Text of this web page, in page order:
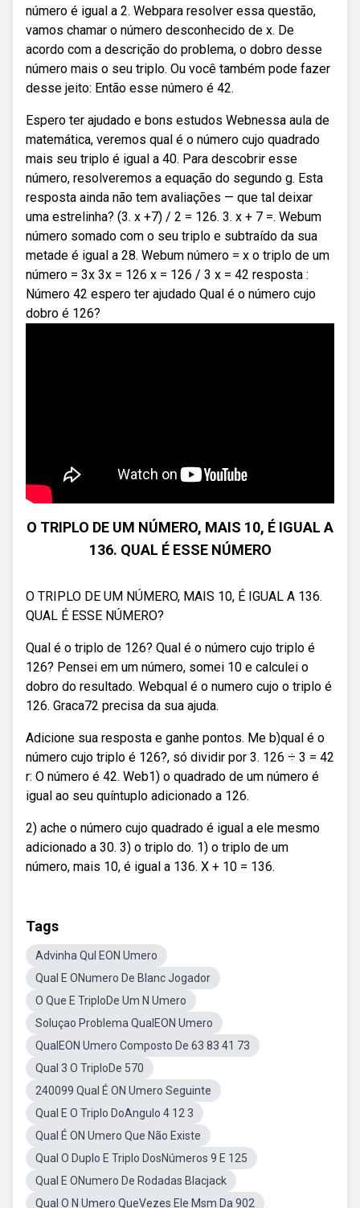
número é igual a 2. Webpara resolver essa questão,
vamos chamar o número desconhecido de x. De
acordo com a descrição do problema, o dobro desse
número mais o seu triplo. Ou você também pode fazer
desse jeito: Então esse número é 42.
Espero ter ajudado e bons estudos Webnessa aula de
matemática, veremos qual é o número cujo quadrado
mais seu triplo é igual a 40. Para descobrir esse
número, resolveremos a equação do segundo g. Esta
resposta ainda não tem avaliações — que tal deixar
uma estrelinha? (3. x +7) / 2 = 126. 3. x + 7 =. Webum
número somado com o seu triplo e subtraído da sua
metade é igual a 28. Webum número = x o triplo de um
número = 3x 3x = 126 x = 126 / 3 x = 42 resposta :
Número 42 espero ter ajudado Qual é o número cujo
dobro é 126?
O TRIPLO DE UM NÚMERO, MAIS 10, É IGUAL A
136. QUAL É ESSE NÚMERO
O TRIPLO DE UM NÚMERO, MAIS 10, É IGUAL A 136.
QUAL É ESSE NÚMERO?
Qual é o triplo de 126? Qual é o número cujo triplo é
126? Pensei em um número, somei 10 e calculei o
dobro do resultado. Webqual é o numero cujo o triplo é
126. Graca72 precisa da sua ajuda.
Adicione sua resposta e ganhe pontos. Me b)qual é o
número cujo triplo é 126?, só dividir por 3. 126 ÷ 3 = 42
r: O número é 42. Web1) o quadrado de um número é
igual ao seu quíntuplo adicionado a 126.
2) ache o número cujo quadrado é igual a ele mesmo
adicionado a 30. 3) o triplo do. 1) o triplo de um
número, mais 10, é igual a 136. X + 10 = 136.
Tags
Advinha Qul EON Umero
Qual E ONumero De Blanc Jogador
O Que E TriploDe Um N Umero
Soluçao Problema QualEON Umero
QualEON Umero Composto De 63 83 41 73
Qual 3 O TriploDe 570
240099 Qual É ON Umero Seguinte
Qual E O Triplo DoAngulo 4 12 3
Qual É ON Umero Que Não Existe
Qual O Duplo E Triplo DosNúmeros 9 E 125
Qual E ONumero De Rodadas Blacjack
Qual O N Umero QueVezes Ele Msm Da 902